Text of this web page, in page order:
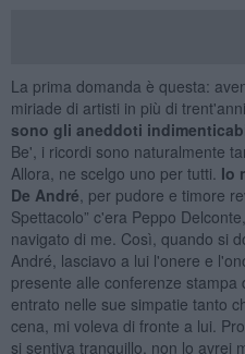
La prima domanda è questa:
miriade di artisti in più di
sono gli aneddoti
Be', i ricordi sono naturalmente
Allora, ne scelgo uno per tutti. Io
De André , per pudore e timore
Spettacolo” c'era Peppo
navigato di me. Così, quando si
André, lasciavo a lui l'onere e
presente alle conferenze
entrato nelle sue simpatie tanto
cena, mi voleva di fronte a lui.
si sentiva tranquillo, non lo avrei